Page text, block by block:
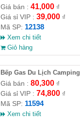
Giá bán : 41,000₫
Giá sỉ VIP : 39,000₫
Mã SP: 12138
Xem chi tiết
Giỏ hàng
Bếp Gas Du Lịch
Gió ( HĐ )
Giá bán : 80,300₫
Giá sỉ VIP : 74,800₫
Mã SP: 11594
Xem chi tiết